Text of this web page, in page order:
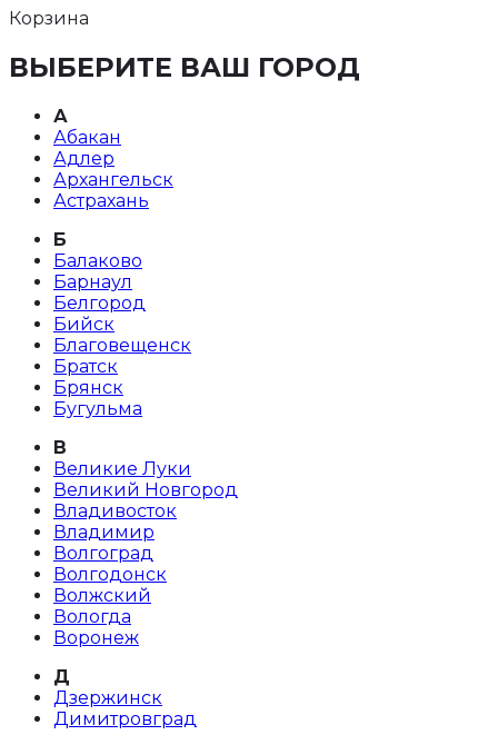
Корзина
ВЫБЕРИТЕ ВАШ ГОРОД
А
Абакан
Адлер
Архангельск
Астрахань
Б
Балаково
Барнаул
Белгород
Бийск
Благовещенск
Братск
Брянск
Бугульма
В
Великие Луки
Великий Новгород
Владивосток
Владимир
Волгоград
Волгодонск
Волжский
Вологда
Воронеж
Д
Дзержинск
Димитровград